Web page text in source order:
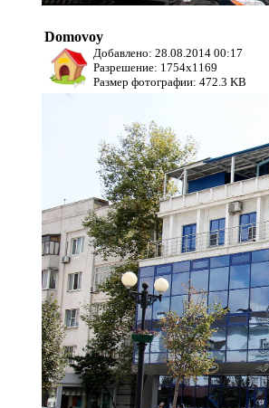
Domovoy
Добавлено: 28.08.2014 00:17
Разрешение: 1754x1169
Размер фотографии: 472.3 KB